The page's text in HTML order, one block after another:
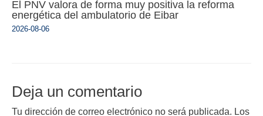
El PNV valora de forma muy positiva la reforma
energética del ambulatorio de Eibar
2026-08-06
Deja un comentario
Tu dirección de correo electrónico no será publicada. Los